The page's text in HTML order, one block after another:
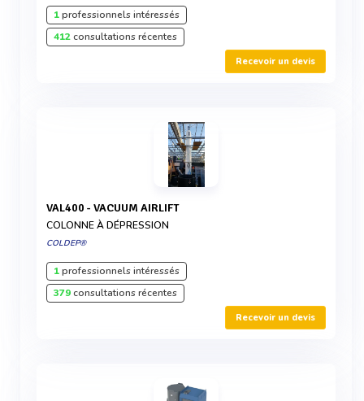
1professionnels intéressés
412consultations récentes
Recevoir un devis
VAL400 - VACUUM AIRLIFT
COLONNE À DÉPRESSION
COLDEP®
1professionnels intéressés
379consultations récentes
Recevoir un devis